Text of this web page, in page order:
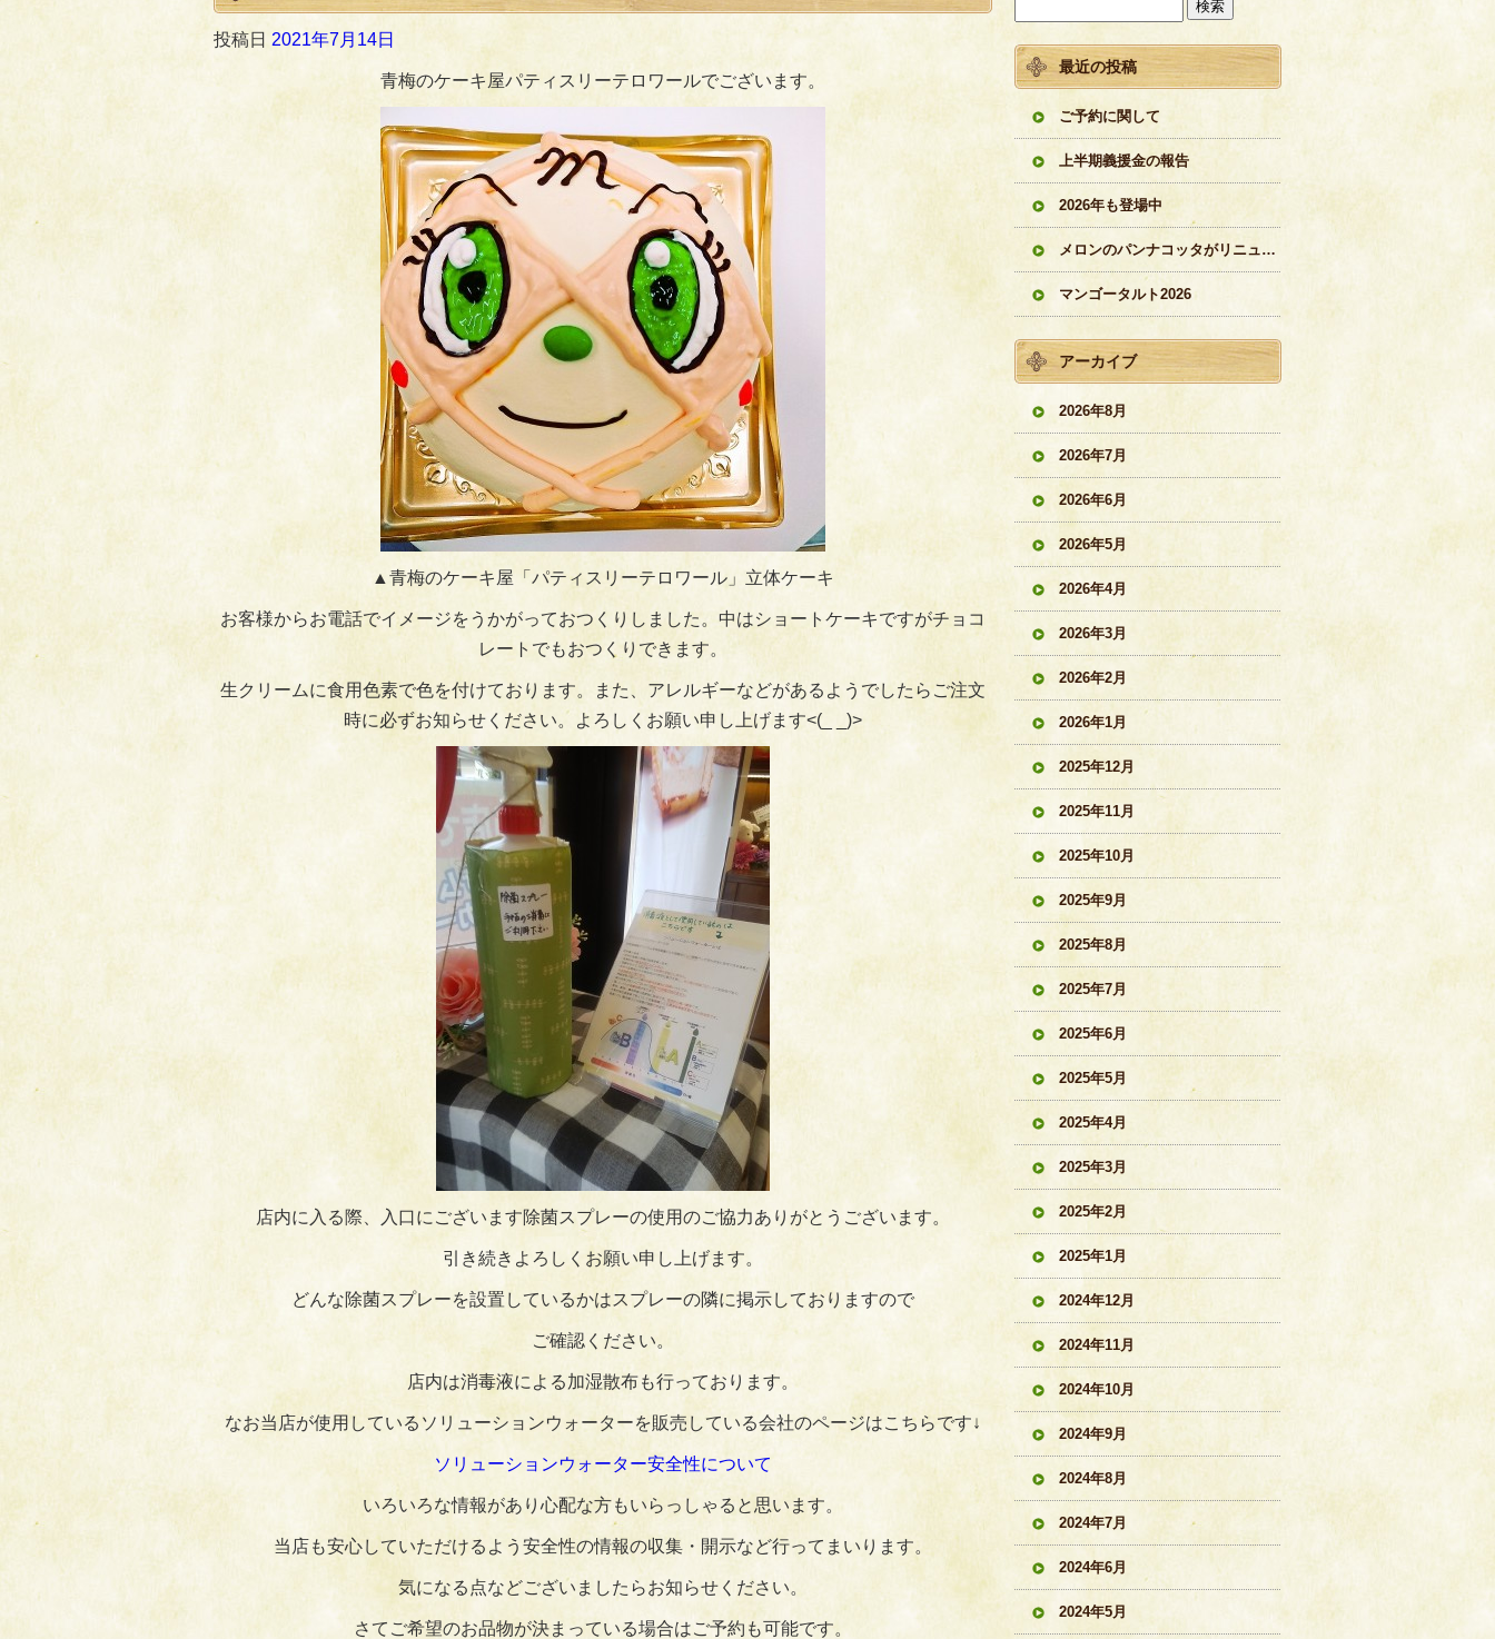
投稿日 2021年7月14日
青梅のケーキ屋パティスリーテロワールでございます。
▲青梅のケーキ屋「パティスリーテロワール」立体ケーキ
お客様からお電話でイメージをうかがっておつくりしました。中はショートケーキですがチョコ
レートでもおつくりできます。
生クリームに食用色素で色を付けております。また、アレルギーなどがあるようでしたらご注文
時に必ずお知らせください。よろしくお願い申し上げます<(_ _)>
店内に入る際、入口にございます除菌スプレーの使用のご協力ありがとうございます。
引き続きよろしくお願い申し上げます。
どんな除菌スプレーを設置しているかはスプレーの隣に掲示しておりますので
ご確認ください。
店内は消毒液による加湿散布も行っております。
なお当店が使用しているソリューションウォーターを販売している会社のページはこちらです↓
ソリューションウォーター安全性について
いろいろな情報があり心配な方もいらっしゃると思います。
当店も安心していただけるよう安全性の情報の収集・開示など行ってまいります。
気になる点などございましたらお知らせください。
さてご希望のお品物が決まっている場合はご予約も可能です。
最近の投稿
ご予約に関して
上半期義援金の報告
2026年も登場中
メロンのパンナコッタがリニューアル
マンゴータルト2026
アーカイブ
2026年8月
2026年7月
2026年6月
2026年5月
2026年4月
2026年3月
2026年2月
2026年1月
2025年12月
2025年11月
2025年10月
2025年9月
2025年8月
2025年7月
2025年6月
2025年5月
2025年4月
2025年3月
2025年2月
2025年1月
2024年12月
2024年11月
2024年10月
2024年9月
2024年8月
2024年7月
2024年6月
2024年5月